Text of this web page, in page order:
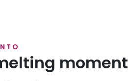
moment